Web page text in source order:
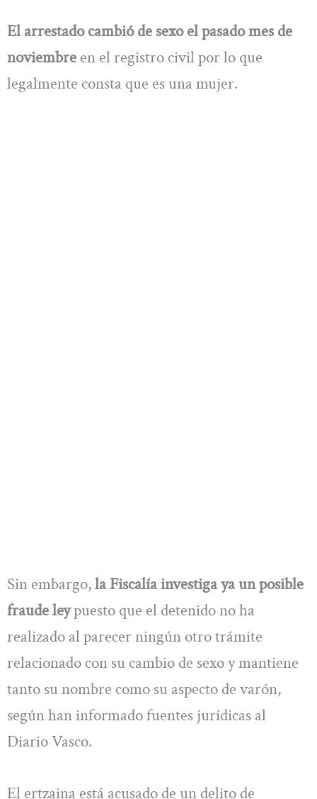
El arrestado cambió de sexo el pasado mes de
noviembre en el registro civil por lo que
legalmente consta que es una mujer.
Sin embargo,la Fiscalía investiga ya un posible
fraude leypuesto que el detenido no ha
realizado al parecer ningún otro trámite
relacionado con su cambio de sexo y mantiene
tanto su nombre como su aspecto de varón,
según han informado fuentes jurídicas al
Diario Vasco.
El ertzaina está acusado de un delito de